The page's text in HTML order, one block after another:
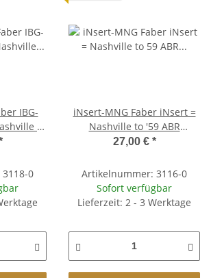
to
studs,
#1
0
iNsert-MNG Faber iNsert =
Nashville to '59 ABR
converter studs, 7mm/4mm,
27,00 € *
Artikelnummer: 3116-0
Sofort verfügbar
Lieferzeit: 2 - 3 Werktage